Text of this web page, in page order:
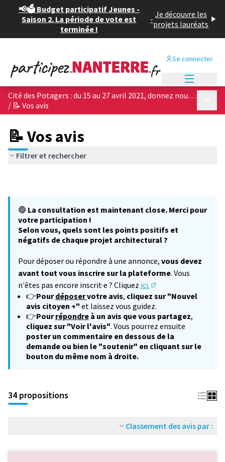
📢🗳️ Budget participatif Jeunes -
Saison 2. La période de vote est
terminée !
- Je découvre les
projets lauréats
Se connecter
Cité des Potagers : du 15 au 27 avril 2021, donnez nous votre avis sur les 4 projets architecturaux !
/ 📝 Vos avis
📝 Vos avis
Filtrer et rechercher
🔴 La consultation est maintenant close. Merci pour
votre participation !
Selon vous, quels sont les points positifs et
négatifs de chaque projet architectural ?
Pour déposer ou répondre à une annonce, vous devez
avant tout vous inscrire sur la plateforme. Vous
n'êtes pas encore inscrit·e ? Cliquez ici.
(S'ouvre dans un
👉Pourdéposervotre avis, cliquez sur "Nouvel
avis citoyen +" et laissez vous guidez.
👉Pourrépondre à un avis que vous partagez,
cliquez sur "Voir l'avis". Vous pourrez ensuite
poster un commentaire en dessous de la
demande ou bien le "soutenir" en cliquant sur le
bouton du même nom à droite.
34 propositions
Classement des avis par :